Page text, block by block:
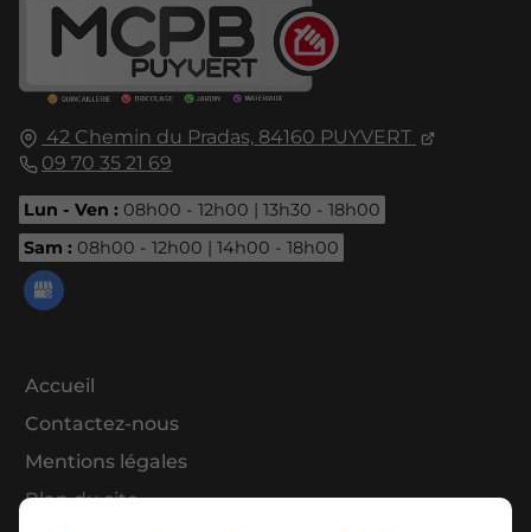
42 Chemin du Pradas, 84160 PUYVERT
09 70 35 21 69
Lun - Ven : 08h00 - 12h00 | 13h30 - 18h00
Sam : 08h00 - 12h00 | 14h00 - 18h00
Accueil
Contactez-nous
Mentions légales
Plan du site